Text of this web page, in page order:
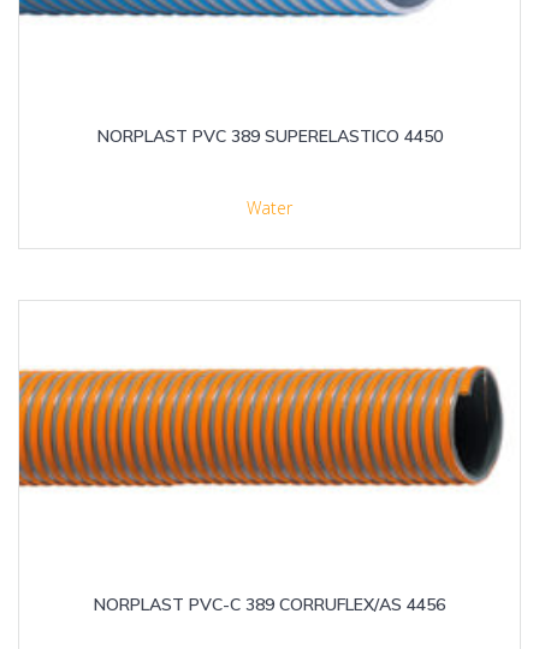
NORPLAST PVC 389 SUPERELASTICO 4450
Water
NORPLAST PVC-C 389 CORRUFLEX/AS 4456